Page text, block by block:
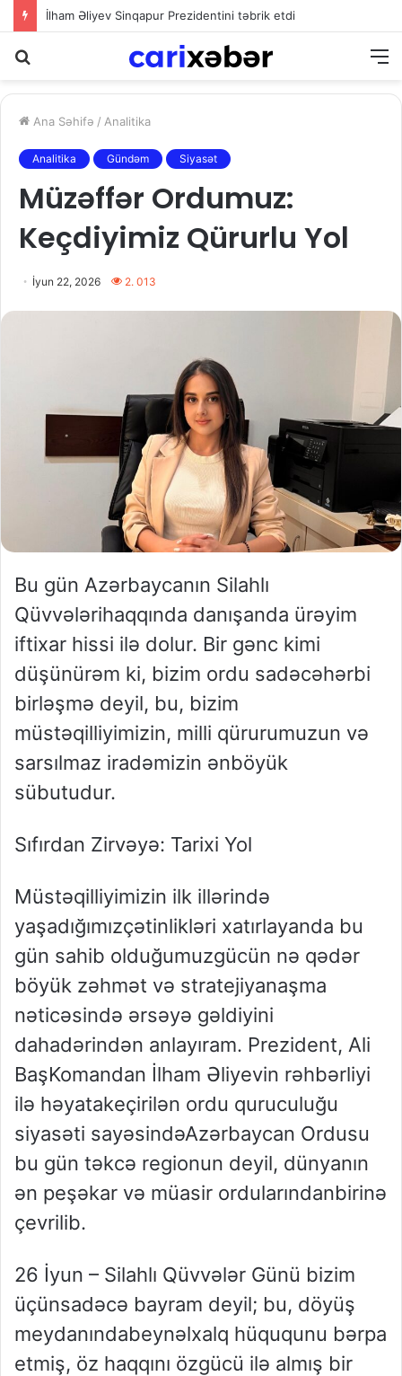
İlham Əliyev Sinqapur Prezidentini təbrik etdi
Ana Səhifə / Analitika
Analitika Gündəm Siyasət
Müzəffər Ordumuz:
Keçdiyimiz Qürurlu Yol
İyun 22, 2026 2. 013
Bu gün Azərbaycanın Silahlı
Qüvvələrihaqqında danışanda ürəyim
iftixar hissi ilə dolur. Bir gənc kimi
düşünürəm ki, bizim ordu sadəcəhərbi
birləşmə deyil, bu, bizim
müstəqilliyimizin, milli qürurumuzun və
sarsılmaz iradəmizin ənböyük
sübutudur.
Sıfırdan Zirvəyə: Tarixi Yol
Müstəqilliyimizin ilk illərində
yaşadığımızçətinlikləri xatırlayanda bu
gün sahib olduğumuzgücün nə qədər
böyük zəhmət və stratejiyanaşma
nəticəsində ərsəyə gəldiyini
dahadərindən anlayıram. Prezident, Ali
BaşKomandan İlham Əliyevin rəhbərliyi
ilə həyatakeçirilən ordu quruculuğu
siyasəti sayəsindəAzərbaycan Ordusu
bu gün təkcə regionun deyil, dünyanın
ən peşəkar və müasir ordularındanbirinə
çevrilib.
​26 İyun – Silahlı Qüvvələr Günü bizim
üçünsadəcə bayram deyil; bu, döyüş
meydanındabeynəlxalq hüququnu bərpa
etmiş, öz haqqını özgücü ilə almış bir